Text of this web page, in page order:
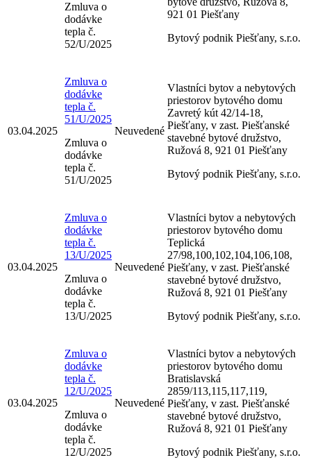
Zmluva o
dodávke
tepla č.
52/U/2025
921 01 Piešťany
Bytový podnik Piešťany, s.r.o.
03.04.2025
Zmluva o
dodávke
tepla č.
51/U/2025
Zmluva o
dodávke
tepla č.
51/U/2025
Neuvedené
Vlastníci bytov a nebytových
priestorov bytového domu
Zavretý kút 42/14-18,
Piešťany, v zast. Piešťanské
stavebné bytové družstvo,
Ružová 8, 921 01 Piešťany
Bytový podnik Piešťany, s.r.o.
03.04.2025
Zmluva o
dodávke
tepla č.
13/U/2025
Zmluva o
dodávke
tepla č.
13/U/2025
Neuvedené
Vlastníci bytov a nebytových
priestorov bytového domu
Teplická
27/98,100,102,104,106,108,
Piešťany, v zast. Piešťanské
stavebné bytové družstvo,
Ružová 8, 921 01 Piešťany
Bytový podnik Piešťany, s.r.o.
03.04.2025
Zmluva o
dodávke
tepla č.
12/U/2025
Zmluva o
dodávke
tepla č.
12/U/2025
Neuvedené
Vlastníci bytov a nebytových
priestorov bytového domu
Bratislavská
2859/113,115,117,119,
Piešťany, v zast. Piešťanské
stavebné bytové družstvo,
Ružová 8, 921 01 Piešťany
Bytový podnik Piešťany, s.r.o.